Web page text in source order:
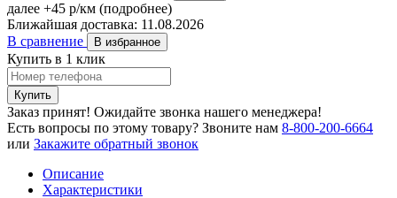
далее +45 р/км (подробнее)
Ближайшая доставка: 11.08.2026
В сравнение
В избранное
Купить в 1 клик
Купить
Заказ принят! Ожидайте звонка нашего менеджера!
Есть вопросы по этому товару? Звоните нам 8-800-200-6664
или Закажите обратный звонок
Описание
Характеристики